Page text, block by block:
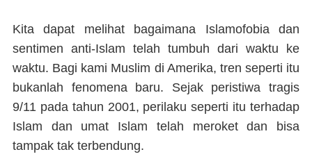
Kita dapat melihat bagaimana Islamofobia dan
sentimen anti-Islam telah tumbuh dari waktu ke
waktu. Bagi kami Muslim di Amerika, tren seperti itu
bukanlah fenomena baru. Sejak peristiwa tragis
9/11 pada tahun 2001, perilaku seperti itu terhadap
Islam dan umat Islam telah meroket dan bisa
tampak tak terbendung.